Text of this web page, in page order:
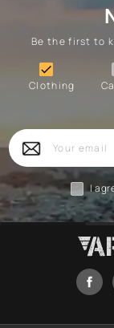
Be the first to
Clothing

Clothing
Your
email
I